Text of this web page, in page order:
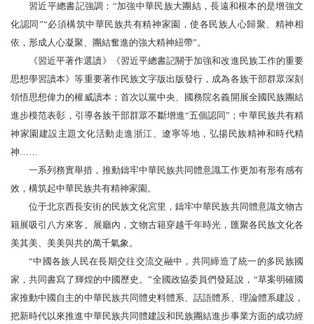
習近平總書記強調：“加強中華民族大團結，長遠和根本的是增強文
化認同”“必須構筑中華民族共有精神家園，使各民族人心歸聚、精神相
依，形成人心凝聚、團結奮進的強大精神紐帶”。
《習近平著作選讀》《習近平總書記關于加強和改進民族工作的重要
思想學習讀本》等重要著作民族文字版出版發行，成為各族干部群眾深刻
領悟思想偉力的權威讀本；首次以黨中央、國務院名義開展全國民族團結
進步模范表彰，引導各族干部群眾不斷增進“五個認同”；中華民族共有精
神家園建設主題文化活動走進浙江、遼寧等地，弘揚民族精神和時代精
神……
一系列務實舉措，推動鑄牢中華民族共同體意識工作更加有形有感有
效，構筑起中華民族共有精神家園。
位于北京西長安街的民族文化宮里，鑄牢中華民族共同體意識文物古
籍展吸引八方來客。展廳內，文物古籍穿越千年時光，匯聚各民族文化各
美其美、美美與共的萬千氣象。
“中國各族人民在長期交往交流交融中，共同締造了統一的多民族國
家，共同書寫了輝煌的中國歷史。”全國政協委員們發延說，“草案明確國
家推動中國自主的中華民族共同體史料體系、話語體系、理論體系建設，
把新時代以來推進中華民族共同體建設和民族團結進步事業方面的成功經